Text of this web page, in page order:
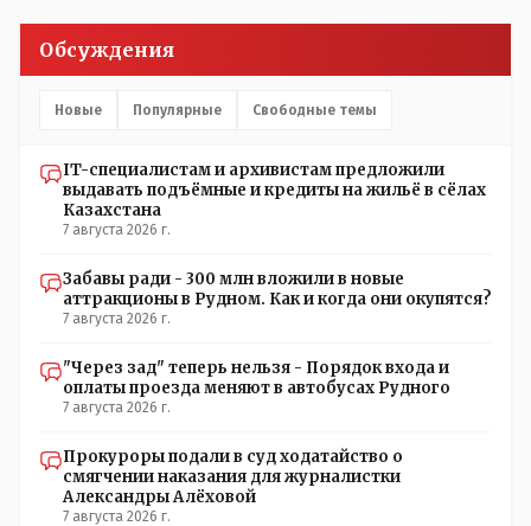
Урдабай таким образом они убьют сразу двух зайцев
царского и коммуняцкого....и справедливость
Обсуждения
Новые Популярные Свободные темы
IT-специалистам и архивистам предложили
выдавать подъёмные и кредиты на жильё в сёлах
Казахстана
7 августа 2026 г.
Забавы ради - 300 млн вложили в новые
аттракционы в Рудном. Как и когда они окупятся?
7 августа 2026 г.
"Через зад" теперь нельзя - Порядок входа и
оплаты проезда меняют в автобусах Рудного
7 августа 2026 г.
Прокуроры подали в суд ходатайство о
смягчении наказания для журналистки
Александры Алёховой
7 августа 2026 г.